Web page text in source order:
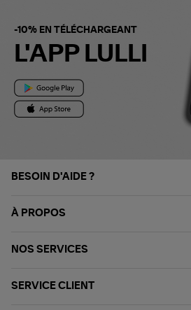
-10% EN TÉLÉCHARGEANT
L'APP LULLI
BESOIN D'AIDE ?
À PROPOS
NOS SERVICES
SERVICE CLIENT